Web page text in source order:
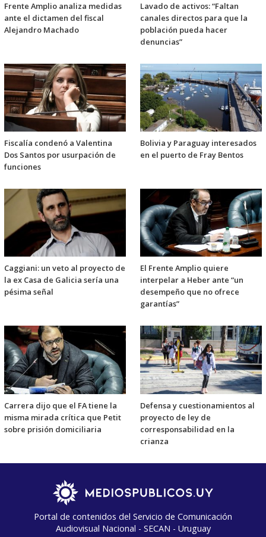
Frente Amplio analiza medidas
ante el dictamen del fiscal
Alejandro Machado
Lavado de activos: “Faltan
canales directos para que la
población pueda hacer
denuncias”
Fiscalía condenó a Valentina
Dos Santos por usurpación de
funciones
Bolivia y Paraguay interesados
en el puerto de Fray Bentos
Caggiani: un veto al proyecto de
la ex Casa de Galicia sería una
pésima señal
El Frente Amplio quiere
interpelar a Heber ante “un
desempeño que no ofrece
garantías”
Carrera dijo que el FA tiene la
misma mirada crítica que Petit
sobre prisión domiciliaria
Defensa y cuestionamientos al
proyecto de ley de
corresponsabilidad en la
crianza
Portal de contenidos del Servicio de Comunicación
Audiovisual Nacional - SECAN - Uruguay